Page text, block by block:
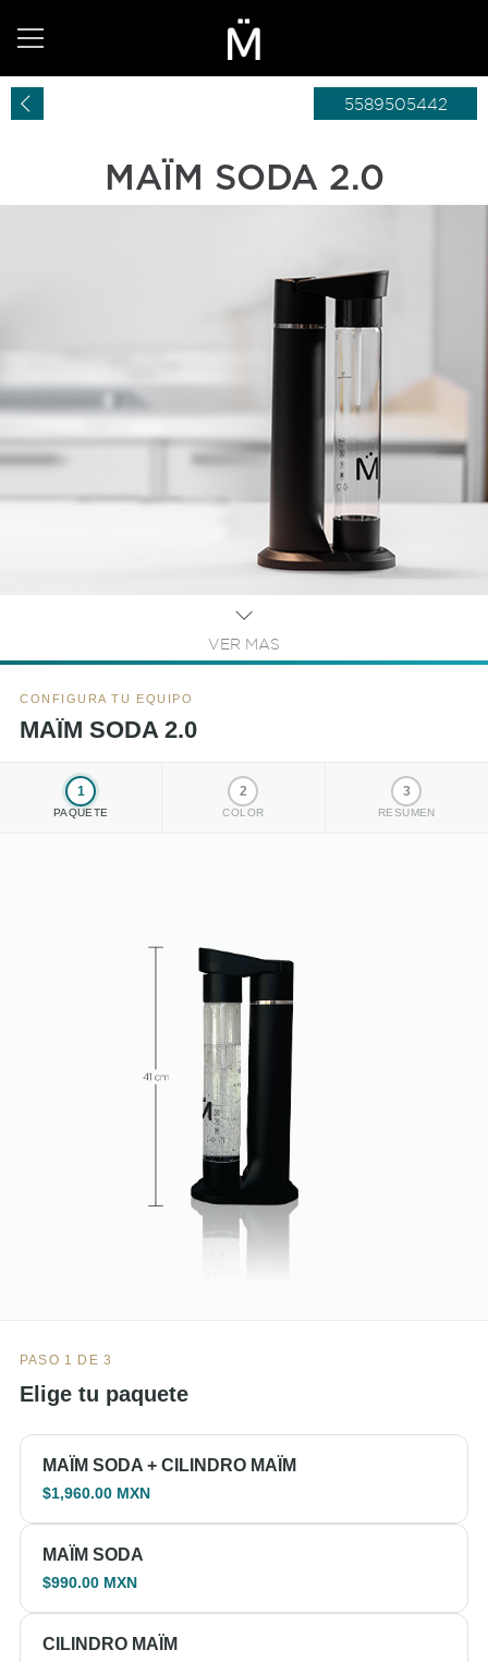
MAÏM SODA 2.0
VER MAS
CONFIGURA TU EQUIPO
MAÏM SODA 2.0
1
PAQUETE
2
COLOR
3
RESUMEN
PASO 1 DE 3
Elige tu paquete
MAÏM SODA + CILINDRO MAÏM
$1,960.00 MXN
MAÏM SODA
$990.00 MXN
CILINDRO MAÏM
5589505442